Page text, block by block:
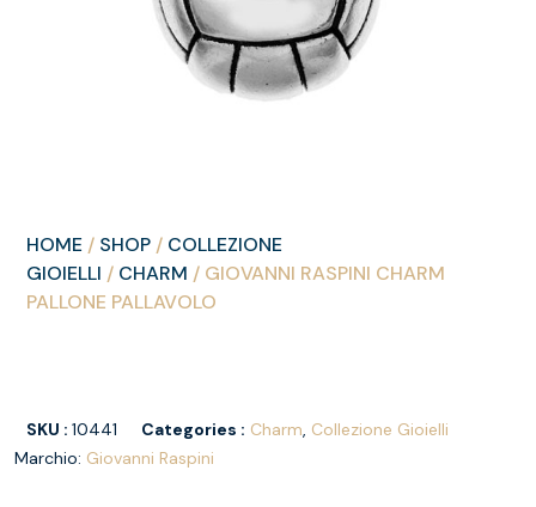
HOME / SHOP / COLLEZIONE
GIOIELLI / CHARM / GIOVANNI RASPINI CHARM
PALLONE PALLAVOLO
SKU :10441 Categories : Charm, Collezione Gioielli
Marchio: Giovanni Raspini